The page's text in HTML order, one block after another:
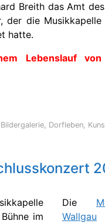
Breith das Amt
der die
hatte.
Lebenslauf von
Bildergalerie, Dorfleben,
Die
Wallgau